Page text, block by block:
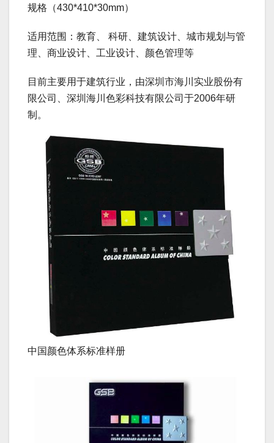
规格（430*410*30mm）
适用范围：教育、 科研、建筑设计、城市规划与管
理、商业设计、工业设计、颜色管理等
目前主要用于建筑行业，由深圳市海川实业股份有
限公司、深圳海川色彩科技有限公司于2006年研
制。
中国颜色体系标准样册